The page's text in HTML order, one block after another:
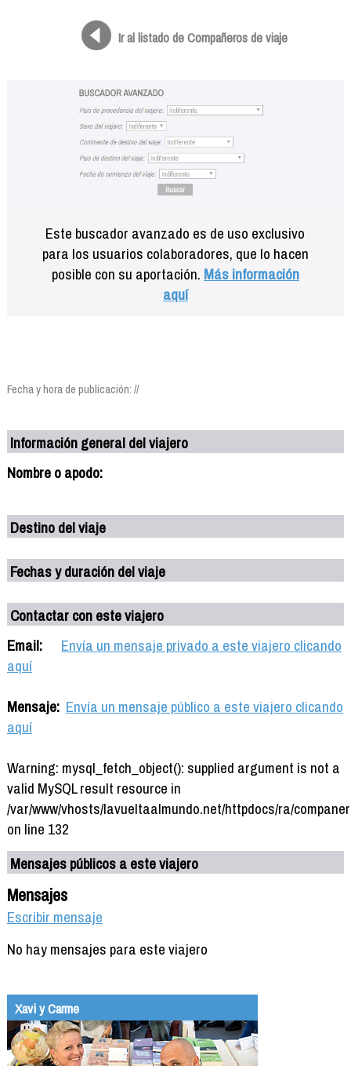
Ir al listado de Compañeros de viaje
Este buscador avanzado es de uso exclusivo
para los usuarios colaboradores, que lo hacen
posible con su aportación. Más información
aquí
Fecha y hora de publicación: //
Información general del viajero
Nombre o apodo:
Destino del viaje
Fechas y duración del viaje
Contactar con este viajero
Email:
Envía un mensaje privado a este viajero clicando
aquí
Mensaje: Envía un mensaje público a este viajero clicando
aquí
Warning: mysql_fetch_object(): supplied argument is not a
valid MySQL result resource in
/var/www/vhosts/lavueltaalmundo.net/httpdocs/ra/
on line 132
Mensajes públicos a este viajero
Mensajes
Escribir mensaje
No hay mensajes para este viajero
Xavi y Carme